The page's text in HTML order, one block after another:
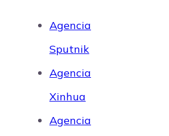
Agencia
Sputnik
Agencia
Xinhua
Agencia